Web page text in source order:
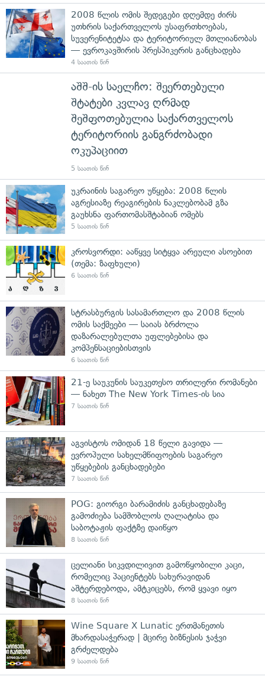
2008 წლის ომის შედეგები დღემდე ძირს
უთხრის საქართველოს უსაფრთხოებას,
სუვერენიტეტსა და ტერიტორიულ მთლიანობას
— ევროკავშირის პრესპიკერის განცხადება
4 საათის წინ
აშშ-ის საელჩო: შეერთებული
შტატები კვლავ ღრმად
შეშფოთებულია საქართველოს
ტერიტორიის განგრძობადი
ოკუპაციით
5 საათის წინ
უკრაინის საგარეო უწყება: 2008 წლის
აგრესიაზე რეაგირების ნაკლებობამ გზა
გაუხსნა ფართომასშტაბიან ომებს
5 საათის წინ
კროსვორდი: ააწყვე სიტყვა არეული ასოებით
(თემა: ზაფხული)
6 საათის წინ
სტრასბურგის სასამართლო და 2008 წლის
ომის საქმეები — საიას ბრძოლა
დაზარალებულთა უფლებებისა და
კომპენსაციებისთვის
6 საათის წინ
21-ე საუკუნის საუკეთესო თრილერი რომანები
— ნახეთ The New York Times-ის სია
7 საათის წინ
აგვისტოს ომიდან 18 წელი გავიდა —
ევროპული სახელმწიფოების საგარეო
უწყებების განცხადებები
7 საათის წინ
POG: გიორგი ბარამიძის განცხადებაზე
გამოძიება სამშობლოს ღალატისა და
საბოტაჟის ფაქტზე დაიწყო
8 საათის წინ
ცელიანი სიკვდილივით გამოწყობილი კაცი,
რომელიც პაციენტებს სახურავიდან
აშტერდებოდა, ამტკიცებს, რომ ყვავი იყო
8 საათის წინ
Wine Square X Lunatic ერთმანეთის
მხარდასაჭერად | მცირე ბიზნესის ჯაჭვი
გრძელდება
9 საათის წინ